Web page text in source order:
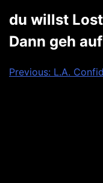
du willst
Dann geh auf
Previous: L.A.